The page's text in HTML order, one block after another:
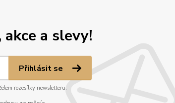
a slevy!
Přihlásit se
rozesílky newsletteru.